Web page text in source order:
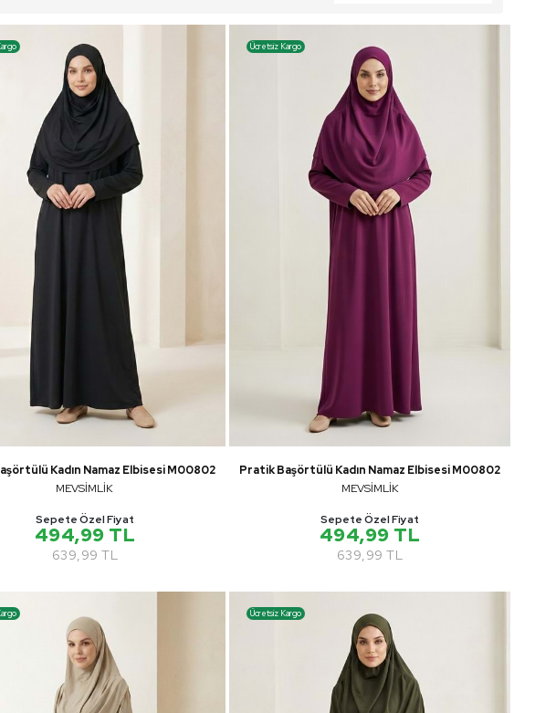
Kadın Namaz Elbisesi M00802
MEVSİMLİK
Sepete Özel Fiyat
494,99 TL
639,99 TL
Ücretsiz Kargo
Pratik Başörtülü Kadın Namaz Elbisesi M00802
MEVSİMLİK
Sepete Özel Fiyat
494,99 TL
639,99 TL
Ücretsiz Kargo